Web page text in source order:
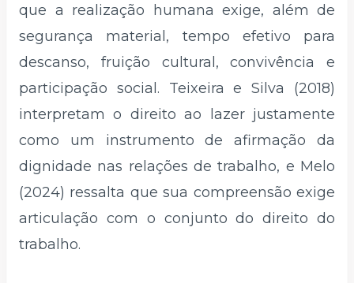
que a realização humana exige, além de
segurança material, tempo efetivo para
descanso, fruição cultural, convivência e
participação social. Teixeira e Silva (2018)
interpretam o direito ao lazer justamente
como um instrumento de afirmação da
dignidade nas relações de trabalho, e Melo
(2024) ressalta que sua compreensão exige
articulação com o conjunto do direito do
trabalho.